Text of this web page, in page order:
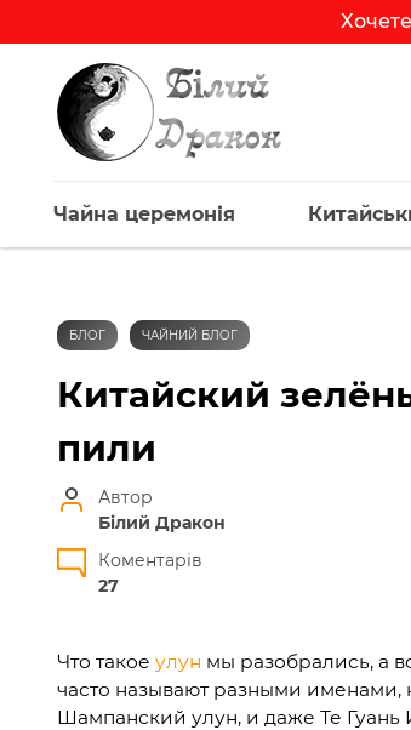
Чайна церемонія
БЛОГ ЧАЙНИЙ БЛОГ
Китайский
пили
Автор
Білий Дракон
Коментарів
27
Что такое улун мы разобрались, а
часто называют разными
Шампанский улун, и даже Те Гуань